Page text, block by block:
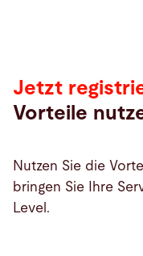
Jetzt
Vorteile
Nutzen Sie die
bringen Sie Ihre
Level.